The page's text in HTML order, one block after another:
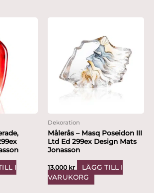
I
Dekoration
Målerås – Masq Poseidon III
Ltd Ed 299ex Design Mats
Jonasson
13,000 kr
LÄGG TILL I
VARUKORG